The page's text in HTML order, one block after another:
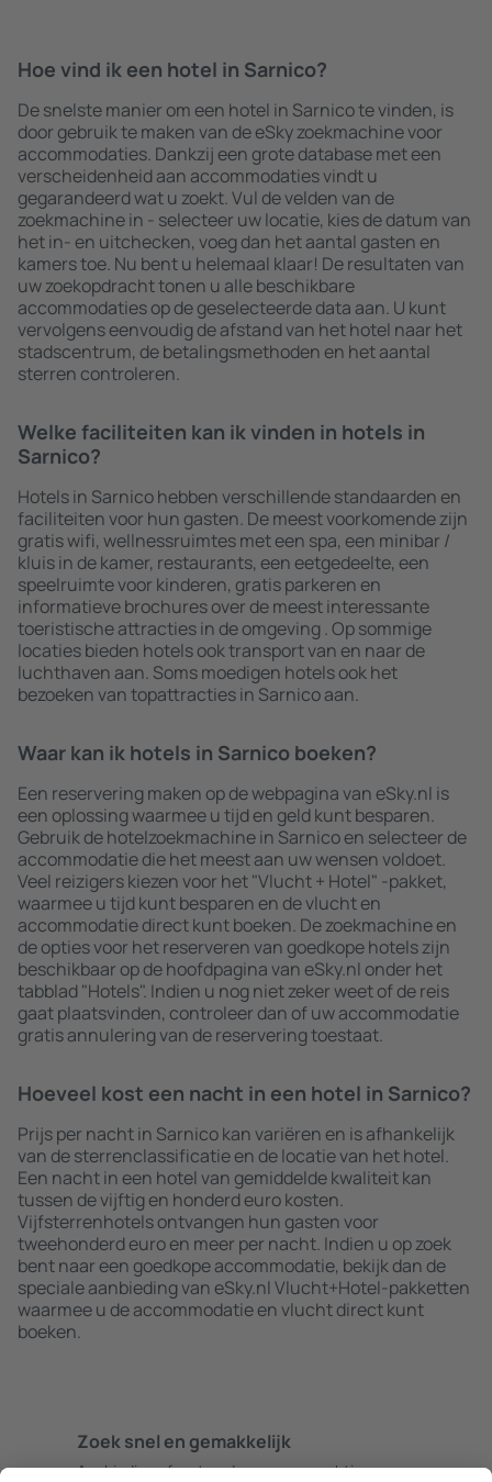
Hoe vind ik een hotel in Sarnico?
De snelste manier om een hotel in Sarnico te vinden, is
door gebruik te maken van de eSky zoekmachine voor
accommodaties. Dankzij een grote database met een
verscheidenheid aan accommodaties vindt u
gegarandeerd wat u zoekt. Vul de velden van de
zoekmachine in - selecteer uw locatie, kies de datum van
het in- en uitchecken, voeg dan het aantal gasten en
kamers toe. Nu bent u helemaal klaar! De resultaten van
uw zoekopdracht tonen u alle beschikbare
accommodaties op de geselecteerde data aan. U kunt
vervolgens eenvoudig de afstand van het hotel naar het
stadscentrum, de betalingsmethoden en het aantal
sterren controleren.
Welke faciliteiten kan ik vinden in hotels in
Sarnico?
Hotels in Sarnico hebben verschillende standaarden en
faciliteiten voor hun gasten. De meest voorkomende zijn
gratis wifi, wellnessruimtes met een spa, een minibar /
kluis in de kamer, restaurants, een eetgedeelte, een
speelruimte voor kinderen, gratis parkeren en
informatieve brochures over de meest interessante
toeristische attracties in de omgeving . Op sommige
locaties bieden hotels ook transport van en naar de
luchthaven aan. Soms moedigen hotels ook het
bezoeken van topattracties in Sarnico aan.
Waar kan ik hotels in Sarnico boeken?
Een reservering maken op de webpagina van eSky.nl is
een oplossing waarmee u tijd en geld kunt besparen.
Gebruik de hotelzoekmachine in Sarnico en selecteer de
accommodatie die het meest aan uw wensen voldoet.
Veel reizigers kiezen voor het "Vlucht + Hotel" -pakket,
waarmee u tijd kunt besparen en de vlucht en
accommodatie direct kunt boeken. De zoekmachine en
de opties voor het reserveren van goedkope hotels zijn
beschikbaar op de hoofdpagina van eSky.nl onder het
tabblad "Hotels". Indien u nog niet zeker weet of de reis
gaat plaatsvinden, controleer dan of uw accommodatie
gratis annulering van de reservering toestaat.
Hoeveel kost een nacht in een hotel in Sarnico?
Prijs per nacht in Sarnico kan variëren en is afhankelijk
van de sterrenclassificatie en de locatie van het hotel.
Een nacht in een hotel van gemiddelde kwaliteit kan
tussen de vijftig en honderd euro kosten.
Vijfsterrenhotels ontvangen hun gasten voor
tweehonderd euro en meer per nacht. Indien u op zoek
bent naar een goedkope accommodatie, bekijk dan de
speciale aanbieding van eSky.nl Vlucht+Hotel-pakketten
waarmee u de accommodatie en vlucht direct kunt
boeken.
Zoek snel en gemakkelijk
Aanbieding afgestemd op uw verwachtingen.